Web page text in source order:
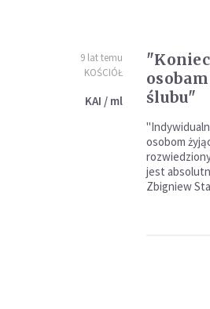
9 lat temu
KOŚCIÓŁ
KAI / ml
ślubu"
osobom
jest
Zbigniew